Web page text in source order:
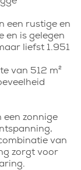
een rustige en
en is gelegen
liefst 1.951
van 512 m²
een zonnige
van
zorgt voor